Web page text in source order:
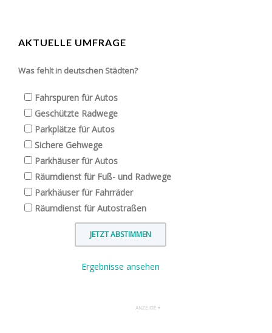
AKTUELLE UMFRAGE
Was fehlt in deutschen Städten?
Fahrspuren für Autos
Geschützte Radwege
Parkplätze für Autos
Sichere Gehwege
Parkhäuser für Autos
Räumdienst für Fuß- und Radwege
Parkhäuser für Fahrräder
Räumdienst für Autostraßen
Ergebnisse ansehen